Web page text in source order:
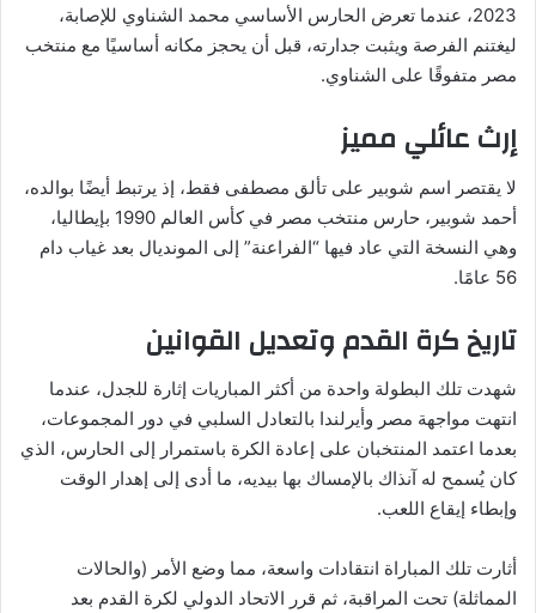
2023، عندما تعرض الحارس الأساسي محمد الشناوي للإصابة،
ليغتنم الفرصة ويثبت جدارته، قبل أن يحجز مكانه أساسيًا مع منتخب
مصر متفوقًا على الشناوي.
إرث عائلي مميز
لا يقتصر اسم شوبير على تألق مصطفى فقط، إذ يرتبط أيضًا بوالده،
أحمد شوبير، حارس منتخب مصر في كأس العالم 1990 بإيطاليا،
وهي النسخة التي عاد فيها “الفراعنة” إلى المونديال بعد غياب دام
56 عامًا.
تاريخ كرة القدم وتعديل القوانين
شهدت تلك البطولة واحدة من أكثر المباريات إثارة للجدل، عندما
انتهت مواجهة مصر وأيرلندا بالتعادل السلبي في دور المجموعات،
بعدما اعتمد المنتخبان على إعادة الكرة باستمرار إلى الحارس، الذي
كان يُسمح له آنذاك بالإمساك بها بيديه، ما أدى إلى إهدار الوقت
وإبطاء إيقاع اللعب.
أثارت تلك المباراة انتقادات واسعة، مما وضع الأمر (والحالات
المماثلة) تحت المراقبة، ثم قرر الاتحاد الدولي لكرة القدم بعد